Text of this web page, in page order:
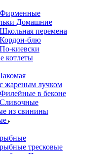
Домашние
перемена
блю
киевски
котлеты
жареным лучком
в беконе
из свинины
тресковые